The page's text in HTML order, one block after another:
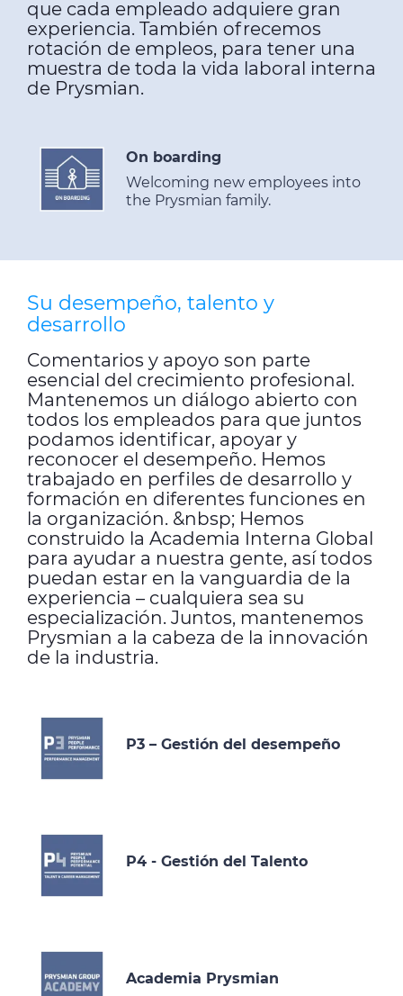
que cada empleado adquiere gran
experiencia. También ofrecemos
rotación de empleos, para tener una
muestra de toda la vida laboral interna
de Prysmian.
On boarding
Welcoming new employees into
the Prysmian family.
Su desempeño, talento y
desarrollo
Comentarios y apoyo son parte
esencial del crecimiento profesional.
Mantenemos un diálogo abierto con
todos los empleados para que juntos
podamos identificar, apoyar y
reconocer el desempeño. Hemos
trabajado en perfiles de desarrollo y
formación en diferentes funciones en
la organización. &nbsp; Hemos
construido la Academia Interna Global
para ayudar a nuestra gente, así todos
puedan estar en la vanguardia de la
experiencia – cualquiera sea su
especialización. Juntos, mantenemos
Prysmian a la cabeza de la innovación
de la industria.
P3 – Gestión del desempeño
P4 - Gestión del Talento
Academia Prysmian